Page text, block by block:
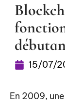
15/07/
En 2009,